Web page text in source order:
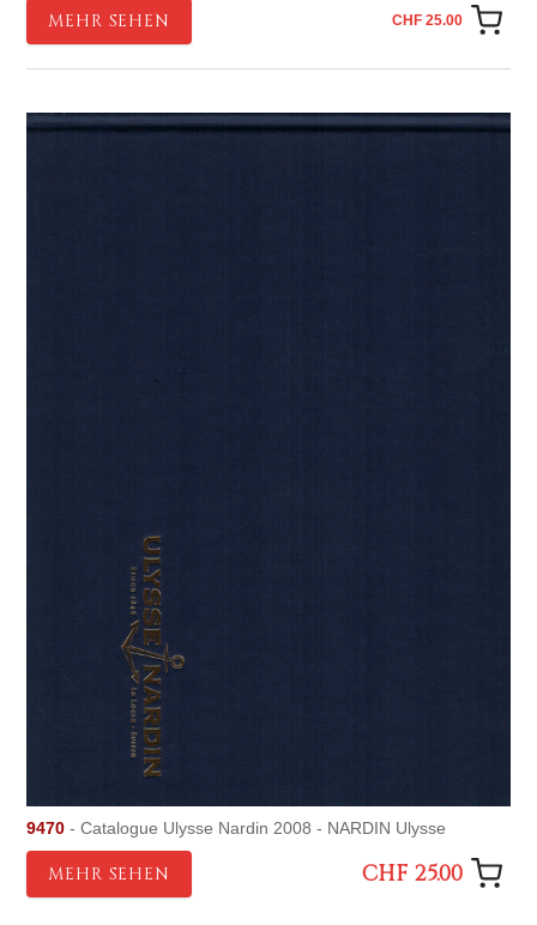
MEHR SEHEN CHF 25.00
9470 - Catalogue Ulysse Nardin 2008 - NARDIN Ulysse
MEHR SEHEN CHF 25.00